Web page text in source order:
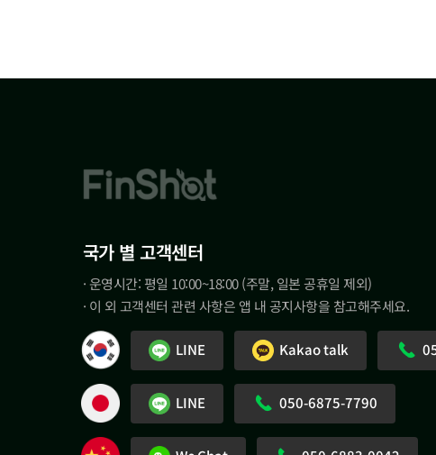
국가 별 고객센터
· 운영시간: 평일 10:00~18:00 (주말, 일본 공휴일 제외)
· 이 외 고객센터 관련 사항은 앱 내 공지사항을 참고해주세요.
LINE Kakao talk
LINE 050-6875-7790